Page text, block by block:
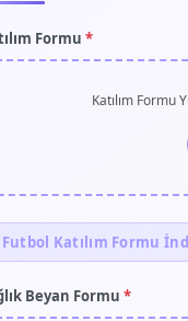
Formu *
Katılım Formu
Futbol Katılım Formu
Beyan Formu *